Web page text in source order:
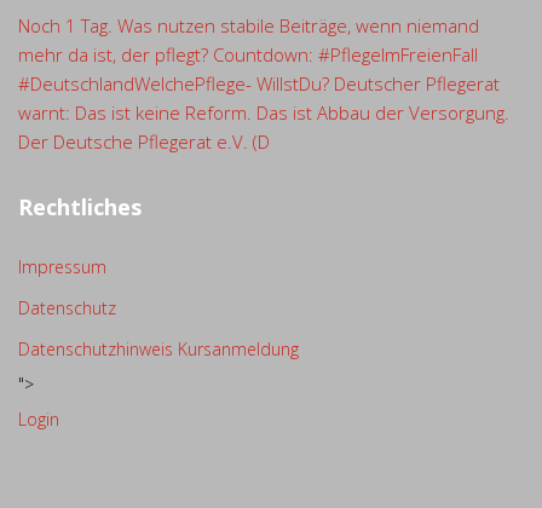
Noch 1 Tag. Was nutzen stabile Beiträge, wenn niemand
mehr da ist, der pflegt? Countdown: #PflegeImFreienFall
#DeutschlandWelchePflege- WillstDu? Deutscher Pflegerat
warnt: Das ist keine Reform. Das ist Abbau der Versorgung.
Der Deutsche Pflegerat e.V. (D
Rechtliches
Impressum
Datenschutz
Datenschutzhinweis Kursanmeldung
">
Login